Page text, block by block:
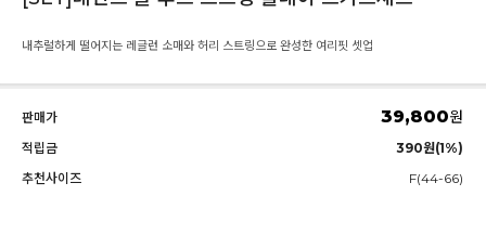
내추럴하게 떨어지는 레글런 소매와 허리 스트링으로 완성한 여리핏 셋업
판매가 39,800원
적립금
390원(1%)
추천사이즈
F(44-66)